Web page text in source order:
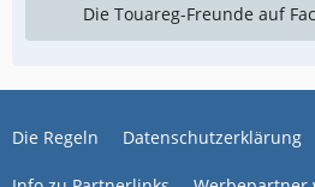
Die Touareg-Freunde auf
Die Regeln Datenschutzerklärung